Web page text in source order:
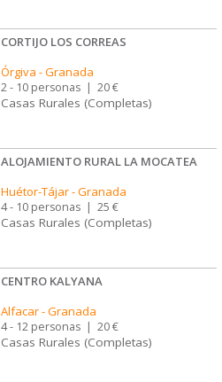
CORTIJO LOS CORREAS
Órgiva -Granada
2 - 10 personas | 20 €
Casas Rurales (Completas)
ALOJAMIENTO RURAL LA MOCATEA
Huétor-Tájar-Granada
4 - 10 personas | 25 €
Casas Rurales (Completas)
CENTRO KALYANA
Alfacar-Granada
4 - 12 personas | 20 €
Casas Rurales (Completas)